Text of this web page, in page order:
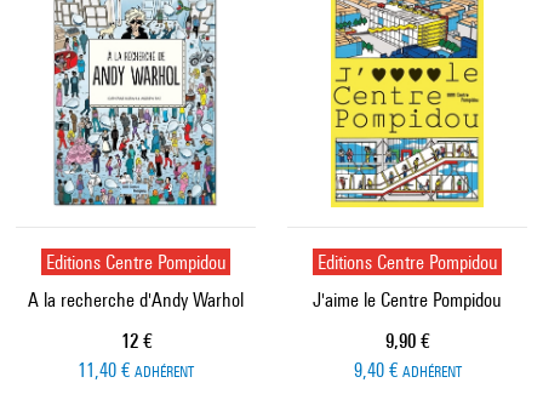
Editions Centre Pompidou
A la recherche d'Andy Warhol
Prix ​​actuel
12 €
11,40 € ADHÉRENT
Editions Centre Pompidou
J'aime le Centre Pompidou
Prix ​​actuel
9,90 €
9,40 € ADHÉRENT